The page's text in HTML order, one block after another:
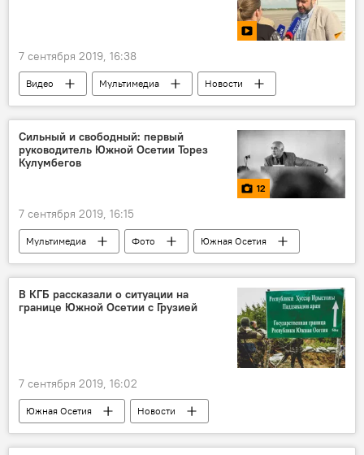
7 сентября 2019, 16:38
Видео Мультимедиа Новости
Сильный и свободный: первый
руководитель Южной Осетии Торез
Кулумбегов
12
7 сентября 2019, 16:15
Мультимедиа Фото Южная Осетия
В КГБ рассказали о ситуации на
границе Южной Осетии с Грузией
7 сентября 2019, 16:02
Южная Осетия
Новости
Ситуация с незаконным блокпостом Грузии в районе села Уиста (Цнелис)